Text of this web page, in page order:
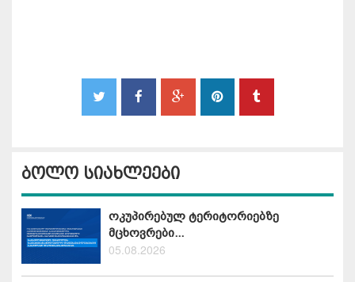
ბოლო სიახლეები
ოკუპირებულ ტერიტორიებზე
მცხოვრები...
05.08.2026